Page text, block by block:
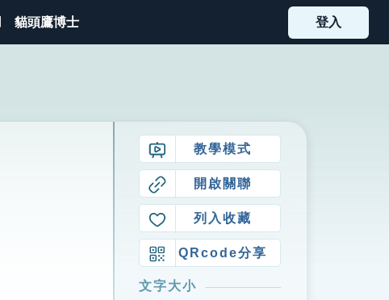
貓頭鷹博士 登入
教學模式
開啟關聯
列入收藏
QRcode分享
文字大小